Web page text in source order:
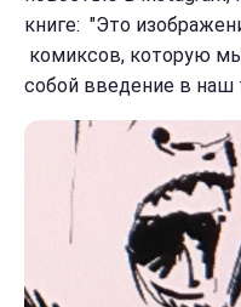
книге: "Это
комиксов, которую
собой введение в наш